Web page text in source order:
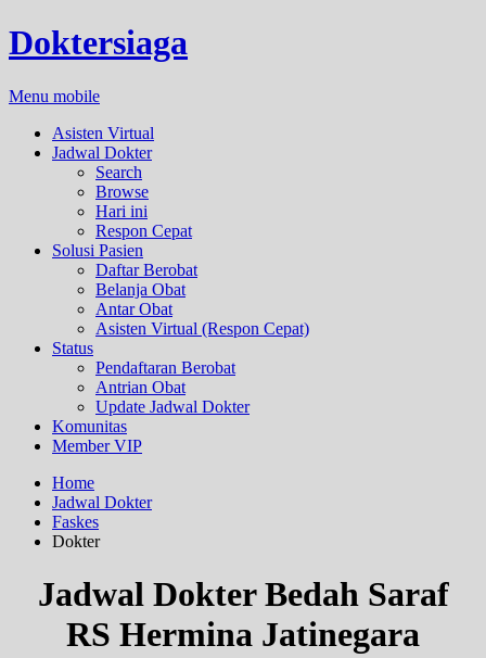
Doktersiaga
Menu mobile
Asisten Virtual
Jadwal Dokter
Search
Browse
Hari ini
Respon Cepat
Solusi Pasien
Daftar Berobat
Belanja Obat
Antar Obat
Asisten Virtual (Respon Cepat)
Status
Pendaftaran Berobat
Antrian Obat
Update Jadwal Dokter
Komunitas
Member VIP
Home
Jadwal Dokter
Faskes
Dokter
Jadwal Dokter Bedah Saraf
RS Hermina Jatinegara